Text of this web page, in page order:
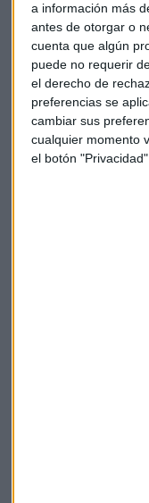
a información más
antes de otorgar o
cuenta que algún
puede no requerir
el derecho de
preferencias se
cambiar sus
cualquier momento
el botón
Banco de España,
caída sea mayor a
mucho que mejor,
contempla en